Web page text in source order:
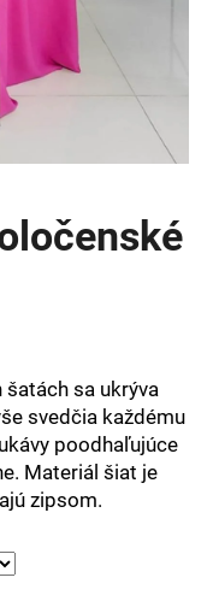
sa ukrýva
svedčia každému
poodhaľujúce
Materiál šiat je
zipsom.